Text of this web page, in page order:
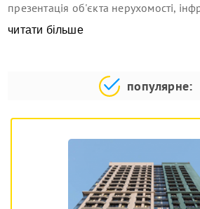
презентація об'єкта нерухомості,
читати більше
популярне: